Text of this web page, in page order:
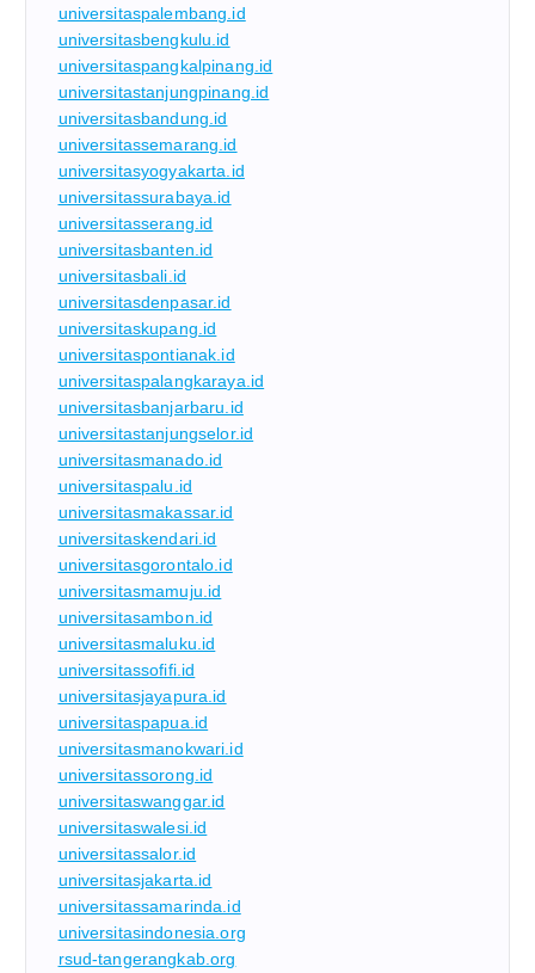
universitaspalembang.id
universitasbengkulu.id
universitaspangkalpinang.id
universitastanjungpinang.id
universitasbandung.id
universitassemarang.id
universitasyogyakarta.id
universitassurabaya.id
universitasserang.id
universitasbanten.id
universitasbali.id
universitasdenpasar.id
universitaskupang.id
universitaspontianak.id
universitaspalangkaraya.id
universitasbanjarbaru.id
universitastanjungselor.id
universitasmanado.id
universitaspalu.id
universitasmakassar.id
universitaskendari.id
universitasgorontalo.id
universitasmamuju.id
universitasambon.id
universitasmaluku.id
universitassofifi.id
universitasjayapura.id
universitaspapua.id
universitasmanokwari.id
universitassorong.id
universitaswanggar.id
universitaswalesi.id
universitassalor.id
universitasjakarta.id
universitassamarinda.id
universitasindonesia.org
rsud-tangerangkab.org